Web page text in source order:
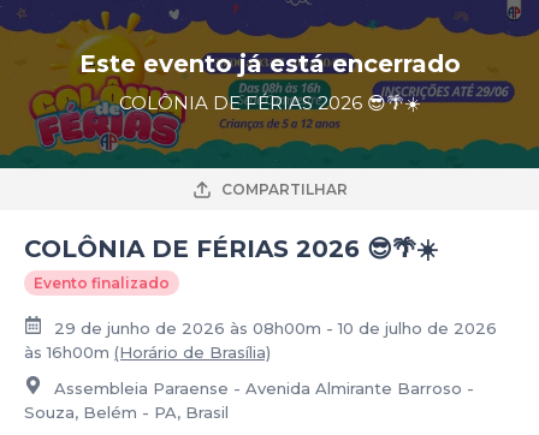
Este evento já está encerrado
COLÔNIA DE FÉRIAS 2026 😎🌴☀️
COMPARTILHAR
COLÔNIA DE FÉRIAS 2026 😎🌴☀️
Evento finalizado
29 de junho de 2026 às 08h00m - 10 de julho de 2026
às 16h00m (Horário de Brasília)
Assembleia Paraense - Avenida Almirante Barroso -
Souza, Belém - PA, Brasil